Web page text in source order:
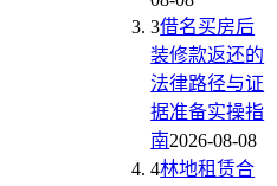
3借名买房后
装修款返还的
法律路径与证
据准备实操指
南2026-08-08
4林地租赁合